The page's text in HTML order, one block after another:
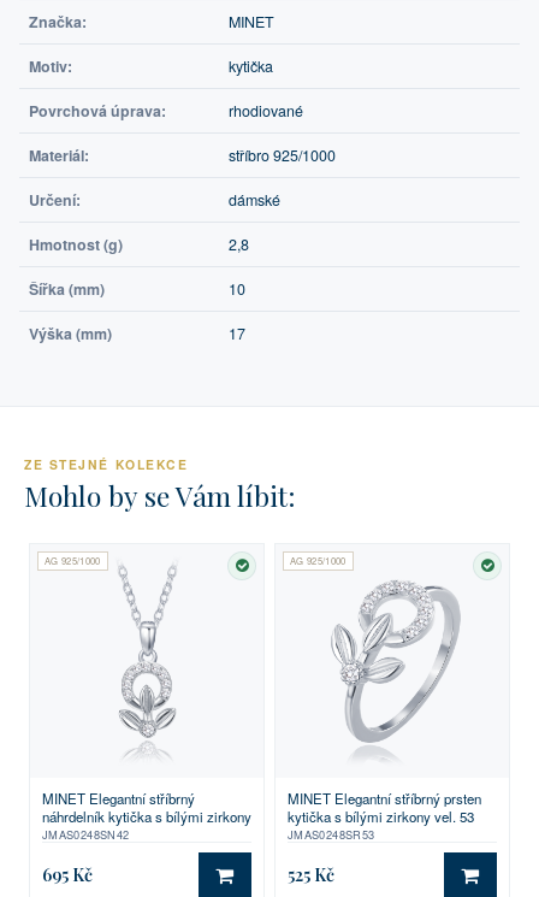
Značka: MINET
Motiv: kytička
Povrchová úprava: rhodiované
Materiál: stříbro 925/1000
Určení: dámské
Hmotnost (g) 2,8
Šířka (mm) 10
Výška (mm) 17
ZE STEJNÉ KOLEKCE
Mohlo by se Vám líbit:
AG 925/1000
SKLADEM
MINET Elegantní stříbrný
náhrdelník kytička s bílými zirkony
JMAS0248SN42
695 Kč DO KOŠÍKU
AG 925/1000
MINET Elegantní stříbrný prsten
kytička s bílými zirkony vel. 53
JMAS0248SR53
525 Kč DO